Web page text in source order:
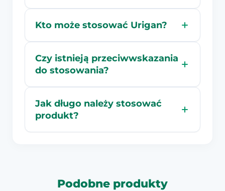
Kto może stosować Urigan?
Czy istnieją przeciwwskazania
do stosowania?
Jak długo należy stosować
produkt?
Podobne produkty